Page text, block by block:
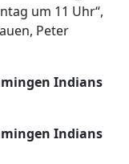
um 11 Uhr“,
Peter
Indians
Indians